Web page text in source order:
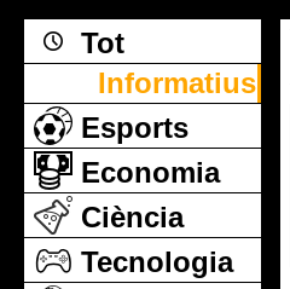
Tot
Informatius
Esports
Economia
Ciència
Tecnologia